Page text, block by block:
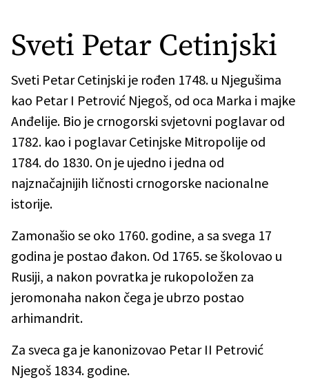
Sveti Petar Cetinjski
Sveti Petar Cetinjski je rođen 1748. u Njegušima
kao Petar I Petrović Njegoš, od oca Marka i majke
Anđelije. Bio je crnogorski svjetovni poglavar od
1782. kao i poglavar Cetinjske Mitropolije od
1784. do 1830. On je ujedno i jedna od
najznačajnijih ličnosti crnogorske nacionalne
istorije.
Zamonašio se oko 1760. godine, a sa svega 17
godina je postao đakon. Od 1765. se školovao u
Rusiji, a nakon povratka je rukopoložen za
jeromonaha nakon čega je ubrzo postao
arhimandrit.
Za sveca ga je kanonizovao Petar II Petrović
Njegoš 1834. godine.